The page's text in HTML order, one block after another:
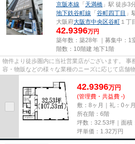
京阪本線 「天満橋 」駅 徒歩3
地下鉄谷町線 「谷町四丁目 」
大阪府大阪市中央区谷町 １丁
42.9396万円
築年数：築28年 ｜募集中： 1
階数：10階建 地下1階
物件より徒歩圏内に当社営業店がございます。 事
容・物販などの様々な業種のニーズに応じて店舗
尚、弊社ではおとり広告は一切...
42.9396万円
(管理費・共益費 -)
敷：8ヶ月｜礼：0ヶ月
所在階：6階
坪数：32.53坪｜面積
坪単価： 1.32万円